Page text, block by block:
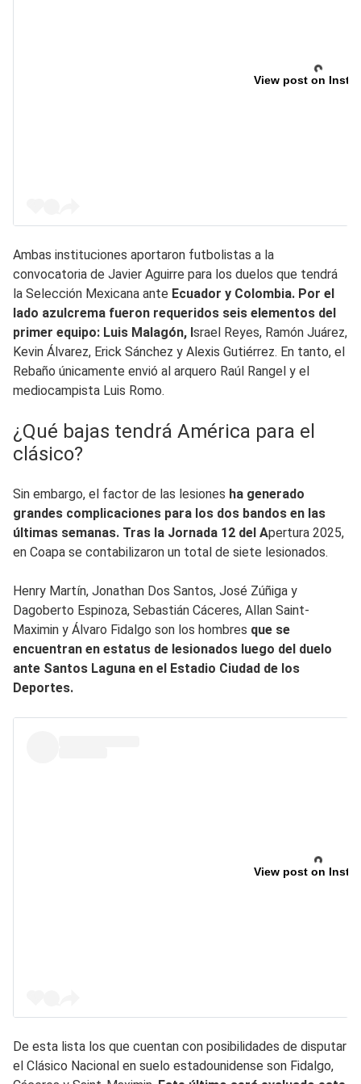
View post on
Ambas instituciones aportaron futbolistas a la
convocatoria de Javier Aguirre para los duelos que tendrá
la Selección Mexicana ante Ecuador y Colombia. Por el
lado azulcrema fueron requeridos seis elementos del
primer equipo: Luis Malagón, Israel Reyes, Ramón Juárez,
Kevin Álvarez, Erick Sánchez y Alexis Gutiérrez. En tanto, el
Rebaño únicamente envió al arquero Raúl Rangel y el
mediocampista Luis Romo.
¿Qué bajas tendrá América para el
clásico?
Sin embargo, el factor de las lesiones ha generado
grandes complicaciones para los dos bandos en las
últimas semanas. Tras la Jornada 12 del Apertura 2025,
en Coapa se contabilizaron un total de siete lesionados.
Henry Martín, Jonathan Dos Santos, José Zúñiga y
Dagoberto Espinoza, Sebastián Cáceres, Allan Saint-
Maximin y Álvaro Fidalgo son los hombres que se
encuentran en estatus de lesionados luego del duelo
ante Santos Laguna en el Estadio Ciudad de los
Deportes.
View post on
De esta lista los que cuentan con posibilidades de disputar
el Clásico Nacional en suelo estadounidense son Fidalgo,